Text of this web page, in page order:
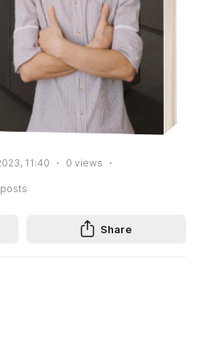
11:40 0 views
Share